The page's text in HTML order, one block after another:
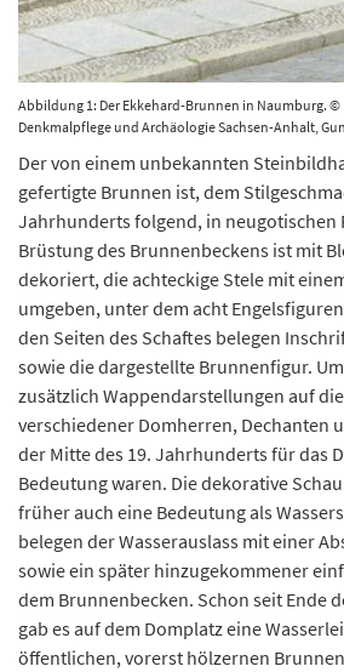
Abbildung 1: Der Ekkehard-Brunnen in Naumburg.
Denkmalpflege und Archäologie Sachsen-Anhalt,
Der von einem unbekannten
gefertigte Brunnen ist, dem
Jahrhunderts folgend, in neugotischen
Brüstung des Brunnenbeckens ist mit
dekoriert, die achteckige Stele mit
umgeben, unter dem acht
den Seiten des Schaftes belegen
sowie die dargestellte Brunnenfigur.
zusätzlich Wappendarstellungen auf
verschiedener Domherren, Dechanten
der Mitte des 19. Jahrhunderts für das
Bedeutung waren. Die dekorative
früher auch eine Bedeutung als
belegen der Wasserauslass mit einer
sowie ein später hinzugekommener
dem Brunnenbecken. Schon seit Ende
gab es auf dem Domplatz eine
öffentlichen, vorerst hölzernen